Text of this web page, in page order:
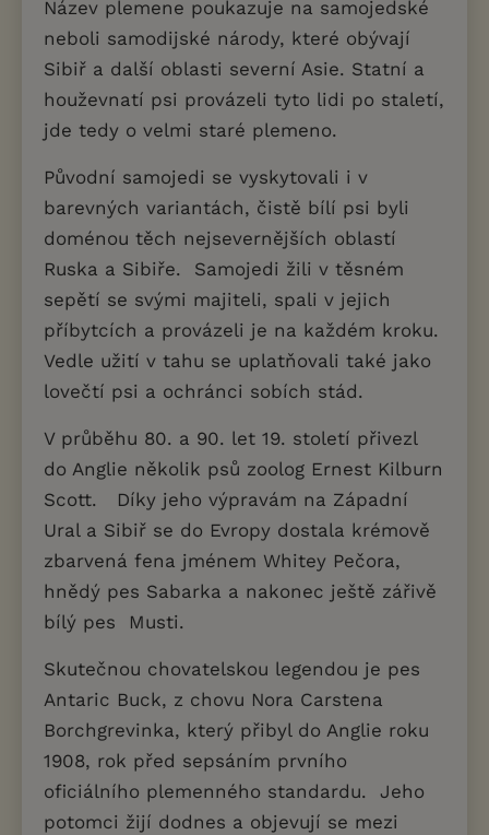
Název plemene poukazuje na samojedské
neboli samodijské národy, které obývají
Sibiř a další oblasti severní Asie. Statní a
houževnatí psi provázeli tyto lidi po staletí,
jde tedy o velmi staré plemeno.
Původní samojedi se vyskytovali i v
barevných variantách, čistě bílí psi byli
doménou těch nejsevernějších oblastí
Ruska a Sibiře. Samojedi žili v těsném
sepětí se svými majiteli, spali v jejich
příbytcích a provázeli je na každém kroku.
Vedle užití v tahu se uplatňovali také jako
lovečtí psi a ochránci sobích stád.
V průběhu 80. a 90. let 19. století přivezl
do Anglie několik psů zoolog Ernest Kilburn
Scott. Díky jeho výpravám na Západní
Ural a Sibiř se do Evropy dostala krémově
zbarvená fena jménem Whitey Pečora,
hnědý pes Sabarka a nakonec ještě zářivě
bílý pes Musti.
Skutečnou chovatelskou legendou je pes
Antaric Buck, z chovu Nora Carstena
Borchgrevinka, který přibyl do Anglie roku
1908, rok před sepsáním prvního
oficiálního plemenného standardu. Jeho
potomci žijí dodnes a objevují se mezi